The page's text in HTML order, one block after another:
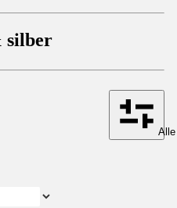
silber